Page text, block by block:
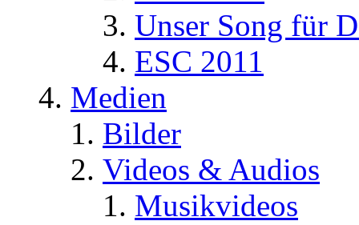
Unser Song für
ESC 2011
Medien
Bilder
Videos & Audios
Musikvideos